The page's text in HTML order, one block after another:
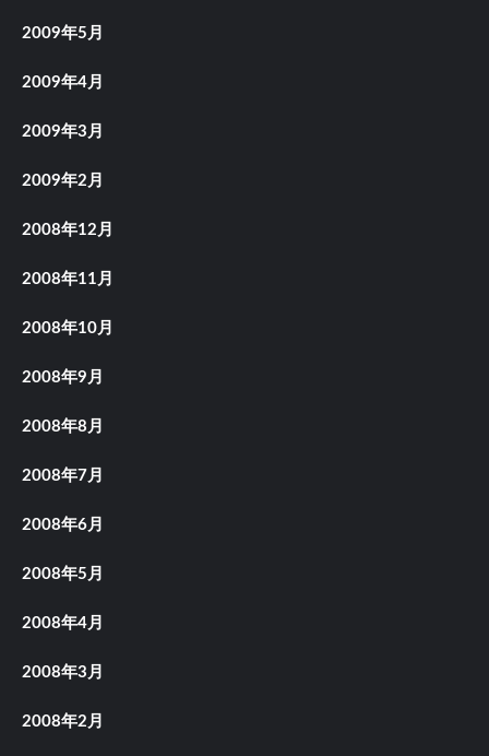
2009年5月
2009年4月
2009年3月
2009年2月
2008年12月
2008年11月
2008年10月
2008年9月
2008年8月
2008年7月
2008年6月
2008年5月
2008年4月
2008年3月
2008年2月